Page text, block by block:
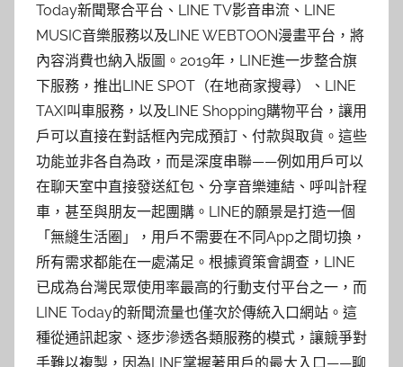
Today新聞聚合平台、LINE TV影音串流、LINE
MUSIC音樂服務以及LINE WEBTOON漫畫平台，將
內容消費也納入版圖。2019年，LINE進一步整合旗
下服務，推出LINE SPOT（在地商家搜尋）、LINE
TAXI叫車服務，以及LINE Shopping購物平台，讓用
戶可以直接在對話框內完成預訂、付款與取貨。這些
功能並非各自為政，而是深度串聯——例如用戶可以
在聊天室中直接發送紅包、分享音樂連結、呼叫計程
車，甚至與朋友一起團購。LINE的願景是打造一個
「無縫生活圈」，用戶不需要在不同App之間切換，
所有需求都能在一處滿足。根據資策會調查，LINE
已成為台灣民眾使用率最高的行動支付平台之一，而
LINE Today的新聞流量也僅次於傳統入口網站。這
種從通訊起家、逐步滲透各類服務的模式，讓競爭對
手難以複製，因為LINE掌握著用戶的最大入口——聊